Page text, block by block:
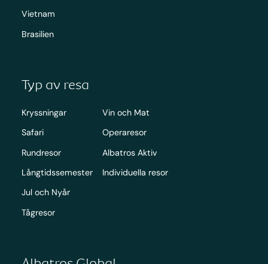
Vietnam
Brasilien
Typ av resa
Kryssningar
Safari
Rundresor
Långtidssemester
Jul och Nyår
Tågresor
Vin och Mat
Operaresor
Albatros Aktiv
Individuella resor